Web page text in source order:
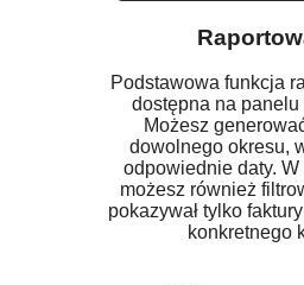
Podstawowa funkcja
dostępna na
Możesz
dowolnego okresu,
odpowiednie daty.
możesz również
pokazywał tylko
konkretnego